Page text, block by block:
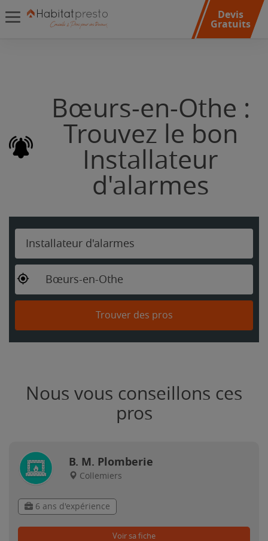
Devis
Gratuits
Bœurs-en-Othe :
Trouvez le bon
Installateur
d'alarmes
Installateur d'alarmes
Bœurs-en-Othe
Trouver des pros
Nous vous conseillons ces
pros
B. M. Plomberie
Collemiers
6 ans d'expérience
Voir sa fiche